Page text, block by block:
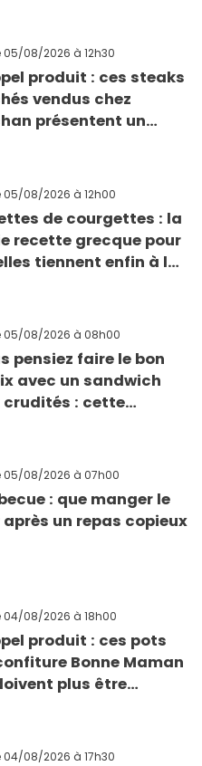
05/08/2026 à 12h30
produit : ces steaks
vendus chez
présentent un
05/08/2026 à 12h00
de courgettes : la
recette grecque pour
tiennent enfin à la
05/08/2026 à 08h00
pensiez faire le bon
avec un sandwich
crudités : cette
05/08/2026 à 07h00
: que manger le
un repas copieux
04/08/2026 à 18h00
produit : ces pots
Bonne Maman
plus être
de verre
04/08/2026 à 17h30